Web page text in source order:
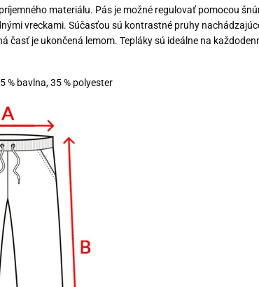
materiálu. Pás je možné regulovať pomocou
vreckami. Súčasťou sú kontrastné pruhy
časť je ukončená lemom. Tepláky sú ideálne na
% bavlna, 35 % polyester